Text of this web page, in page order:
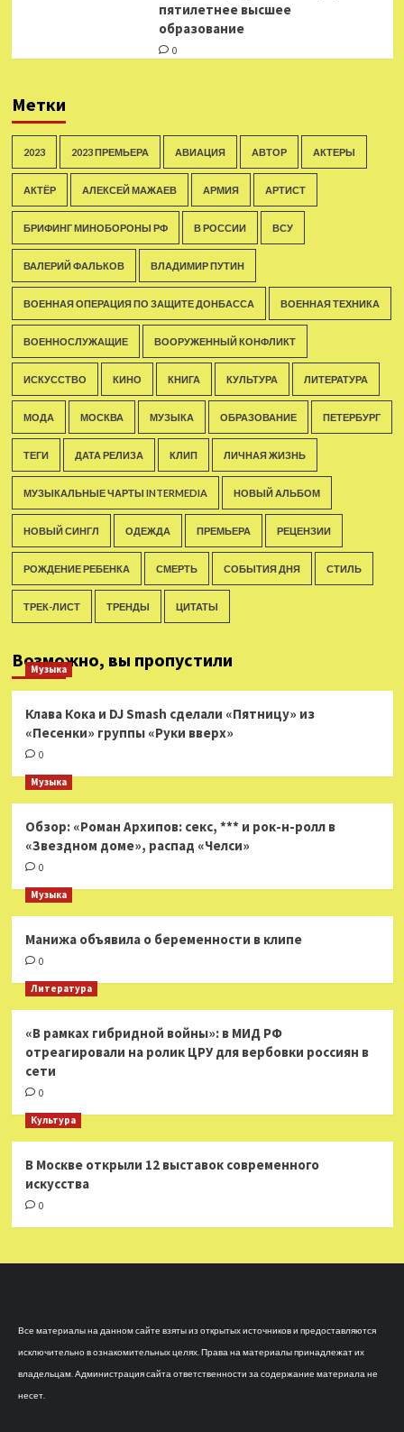
пятилетнее высшее
образование
0
Метки
2023 2023 ПРЕМЬЕРА АВИАЦИЯ АВТОР АКТЕРЫ
АКТЁР АЛЕКСЕЙ МАЖАЕВ АРМИЯ АРТИСТ
БРИФИНГ МИНОБОРОНЫ РФ В РОССИИ ВСУ
ВАЛЕРИЙ ФАЛЬКОВ ВЛАДИМИР ПУТИН
ВОЕННАЯ ОПЕРАЦИЯ ПО ЗАЩИТЕ ДОНБАССА ВОЕННАЯ ТЕХНИКА
ВОЕННОСЛУЖАЩИЕ ВООРУЖЕННЫЙ КОНФЛИКТ
ИСКУССТВО КИНО КНИГА КУЛЬТУРА ЛИТЕРАТУРА
МОДА МОСКВА МУЗЫКА ОБРАЗОВАНИЕ ПЕТЕРБУРГ
ТЕГИ ДАТА РЕЛИЗА КЛИП ЛИЧНАЯ ЖИЗНЬ
МУЗЫКАЛЬНЫЕ ЧАРТЫ INTERMEDIA НОВЫЙ АЛЬБОМ
НОВЫЙ СИНГЛ ОДЕЖДА ПРЕМЬЕРА РЕЦЕНЗИИ
РОЖДЕНИЕ РЕБЕНКА СМЕРТЬ СОБЫТИЯ ДНЯ СТИЛЬ
ТРЕК-ЛИСТ ТРЕНДЫ ЦИТАТЫ
Возможно, вы пропустили
Музыка
Клава Кока и DJ Smash сделали «Пятницу» из
«Песенки» группы «Руки вверх»
0
Музыка
Обзор: «Роман Архипов: секс, *** и рок-н-ролл в
«Звездном доме», распад «Челси»
0
Музыка
Манижа объявила о беременности в клипе
0
Литература
«В рамках гибридной войны»: в МИД РФ
отреагировали на ролик ЦРУ для вербовки россиян в
сети
0
Культура
В Москве открыли 12 выставок современного
искусства
0
Все материалы на данном сайте взяты из открытых источников и предоставляются
исключительно в ознакомительных целях. Права на материалы принадлежат их
владельцам. Администрация сайта ответственности за содержание материала не
несет.